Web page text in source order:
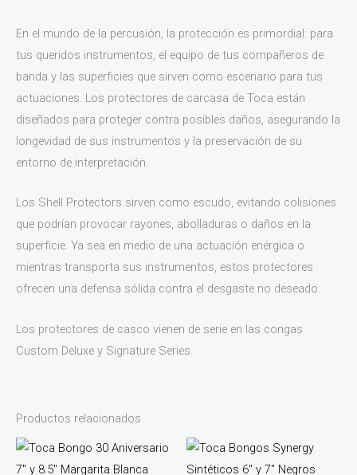
En el mundo de la percusión, la protección es primordial: para
tus queridos instrumentos, el equipo de tus compañeros de
banda y las superficies que sirven como escenario para tus
actuaciones. Los protectores de carcasa de Toca están
diseñados para proteger contra posibles daños, asegurando la
longevidad de sus instrumentos y la preservación de su
entorno de interpretación.
Los Shell Protectors sirven como escudo, evitando colisiones
que podrían provocar rayones, abolladuras o daños en la
superficie. Ya sea en medio de una actuación enérgica o
mientras transporta sus instrumentos, estos protectores
ofrecen una defensa sólida contra el desgaste no deseado.
Los protectores de casco vienen de serie en las congas
Custom Deluxe y Signature Series.
Productos relacionados